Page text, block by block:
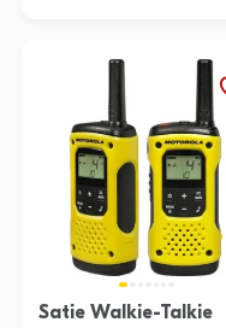
Satie Walkie-Talkie